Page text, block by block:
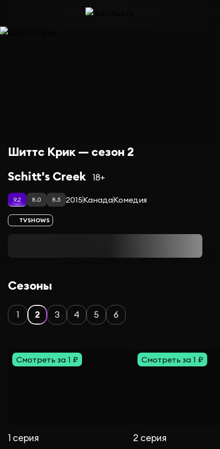
Шиттс Крик — сезон 2
Schitt's Creek 18+
9.2 8.0 8.5 2015КанадаКомедия
TVSHOWS
Сезоны
1 2 3 4 5 6
Смотреть за 1 ₽
1 серия
Смотреть за 1 ₽
2 серия